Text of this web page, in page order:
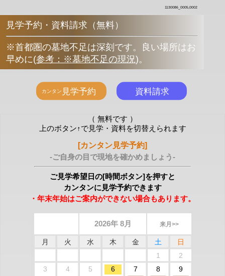
1130086_0005,0002
見学予約・資料請求（無料）
※首都圏の墓地不足は深刻です。良い場所はお
早めに(参考：※墓地不足の現況)。
（ 無料です ）
上のボタン↑で見学・資料を切替えられます
[カンタン見学予約]
-ご自身の目で現地を確かめましょう-
ご見学希望日の[時間ボタン]を押すと
カンタンに見学予約できます
・年末年始はご案内ができない場合もあります。
2026年 8月 来月>>
月 火 水 木 金 土
日
1
2
3
4 5 6 7 8 9